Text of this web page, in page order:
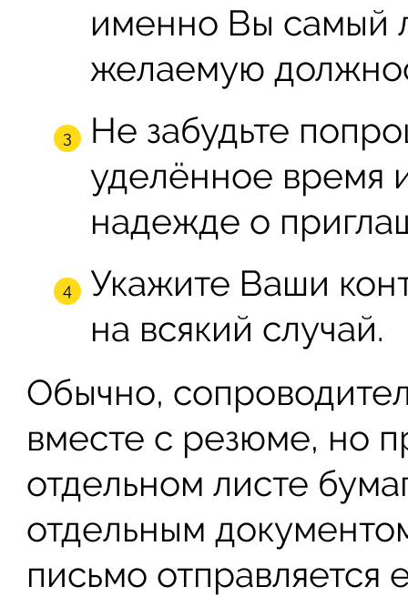
именно Вы самый
желаемую
Не забудьте
уделённое время
надежде о
Укажите Ваши
на всякий случай.
Обычно,
вместе с резюме, но
отдельном листе
отдельным
письмо